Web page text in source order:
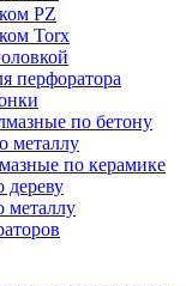
PZ
Torx
перфоратора
по бетону
металлу
по керамике
металлу